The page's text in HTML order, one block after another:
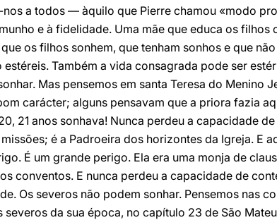
a todos — àquilo que Pierre chamou «modo
e à fidelidade. Uma mãe que educa os
os filhos sonhem, que tenham sonhos e que
Também a vida consagrada pode ser
Mas pensemos em santa Teresa do Menino
carácter; alguns pensavam que a priora fazia
21 anos sonhava! Nunca perdeu a capacidade
é a Padroeira dos horizontes da Igreja. E
É um grande perigo. Ela era uma monja de
conventos. E nunca perdeu a capacidade de
Os severos não podem sonhar. Pensemos nas
da sua época, no capítulo 23 de São